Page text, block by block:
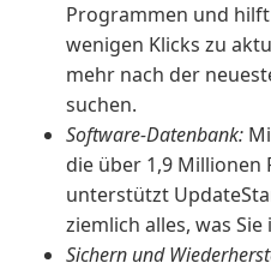
Programmen und
wenigen Klicks zu
mehr nach der
suchen.
Software-Datenbank:
die über 1,9 Millionen
unterstützt
ziemlich alles, was
Sichern und